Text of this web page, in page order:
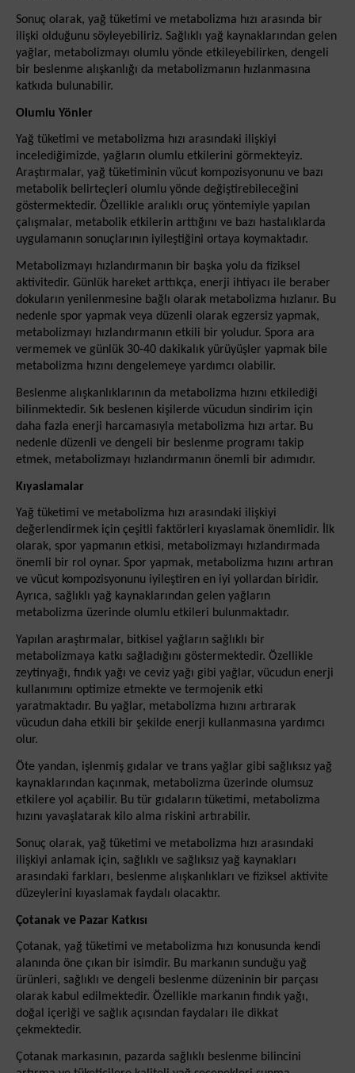
Sonuç olarak, yağ tüketimi ve metabolizma hızı arasında bir
ilişki olduğunu söyleyebiliriz. Sağlıklı yağ kaynaklarından gelen
yağlar, metabolizmayı olumlu yönde etkileyebilirken, dengeli
bir beslenme alışkanlığı da metabolizmanın hızlanmasına
katkıda bulunabilir.
Olumlu Yönler
Yağ tüketimi ve metabolizma hızı arasındaki ilişkiyi
incelediğimizde, yağların olumlu etkilerini görmekteyiz.
Araştırmalar, yağ tüketiminin vücut kompozisyonunu ve bazı
metabolik belirteçleri olumlu yönde değiştirebileceğini
göstermektedir. Özellikle aralıklı oruç yöntemiyle yapılan
çalışmalar, metabolik etkilerin arttığını ve bazı hastalıklarda
uygulamanın sonuçlarının iyileştiğini ortaya koymaktadır.
Metabolizmayı hızlandırmanın bir başka yolu da fiziksel
aktivitedir. Günlük hareket arttıkça, enerji ihtiyacı ile beraber
dokuların yenilenmesine bağlı olarak metabolizma hızlanır. Bu
nedenle spor yapmak veya düzenli olarak egzersiz yapmak,
metabolizmayı hızlandırmanın etkili bir yoludur. Spora ara
vermemek ve günlük 30-40 dakikalık yürüyüşler yapmak bile
metabolizma hızını dengelemeye yardımcı olabilir.
Beslenme alışkanlıklarının da metabolizma hızını etkilediği
bilinmektedir. Sık beslenen kişilerde vücudun sindirim için
daha fazla enerji harcamasıyla metabolizma hızı artar. Bu
nedenle düzenli ve dengeli bir beslenme programı takip
etmek, metabolizmayı hızlandırmanın önemli bir adımıdır.
Kıyaslamalar
Yağ tüketimi ve metabolizma hızı arasındaki ilişkiyi
değerlendirmek için çeşitli faktörleri kıyaslamak önemlidir. İlk
olarak, spor yapmanın etkisi, metabolizmayı hızlandırmada
önemli bir rol oynar. Spor yapmak, metabolizma hızını artıran
ve vücut kompozisyonunu iyileştiren en iyi yollardan biridir.
Ayrıca, sağlıklı yağ kaynaklarından gelen yağların
metabolizma üzerinde olumlu etkileri bulunmaktadır.
Yapılan araştırmalar, bitkisel yağların sağlıklı bir
metabolizmaya katkı sağladığını göstermektedir. Özellikle
zeytinyağı, fındık yağı ve ceviz yağı gibi yağlar, vücudun enerji
kullanımını optimize etmekte ve termojenik etki
yaratmaktadır. Bu yağlar, metabolizma hızını artırarak
vücudun daha etkili bir şekilde enerji kullanmasına yardımcı
olur.
Öte yandan, işlenmiş gıdalar ve trans yağlar gibi sağlıksız yağ
kaynaklarından kaçınmak, metabolizma üzerinde olumsuz
etkilere yol açabilir. Bu tür gıdaların tüketimi, metabolizma
hızını yavaşlatarak kilo alma riskini artırabilir.
Sonuç olarak, yağ tüketimi ve metabolizma hızı arasındaki
ilişkiyi anlamak için, sağlıklı ve sağlıksız yağ kaynakları
arasındaki farkları, beslenme alışkanlıkları ve fiziksel aktivite
düzeylerini kıyaslamak faydalı olacaktır.
Çotanak ve Pazar Katkısı
Çotanak, yağ tüketimi ve metabolizma hızı konusunda kendi
alanında öne çıkan bir isimdir. Bu markanın sunduğu yağ
ürünleri, sağlıklı ve dengeli beslenme düzeninin bir parçası
olarak kabul edilmektedir. Özellikle markanın fındık yağı,
doğal içeriği ve sağlık açısından faydaları ile dikkat
çekmektedir.
Çotanak markasının, pazarda sağlıklı beslenme bilincini